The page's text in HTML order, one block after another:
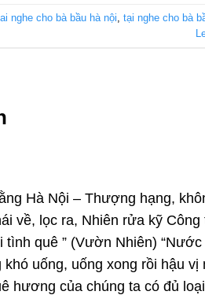
nghe cho bà bầu hà nội tại nghe cho bà
Hà Nội – Thượng hạng,
về, lọc ra, Nhiên rửa kỹ
tình quê ” (Vườn Nhiên) “Nước
khó uống, uống xong rồi hậu vị
hương của chúng ta có đủ